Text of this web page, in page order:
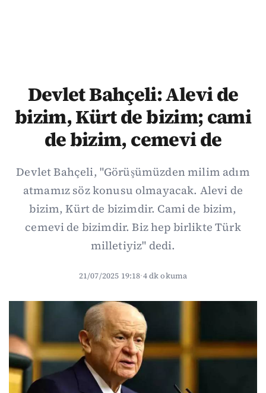
Devlet Bahçeli: Alevi de
bizim, Kürt de bizim; cami
de bizim, cemevi de
Devlet Bahçeli, "Görüşümüzden milim adım
atmamız söz konusu olmayacak. Alevi de
bizim, Kürt de bizimdir. Cami de bizim,
cemevi de bizimdir. Biz hep birlikte Türk
milletiyiz" dedi.
21/07/2025 19:18·4 dk okuma